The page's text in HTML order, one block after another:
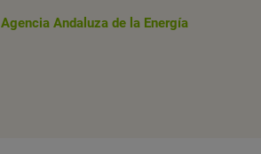
Agencia Andaluza de la Energía